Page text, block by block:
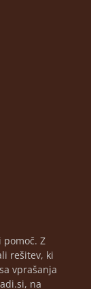
pomoč. Z
rešitev, ki
vprašanja
na